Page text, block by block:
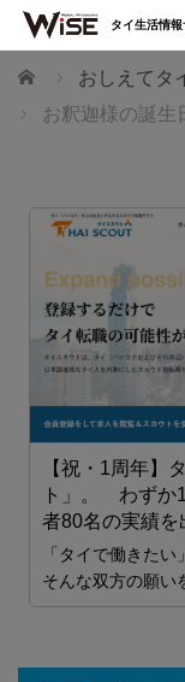
ホーム
おしえてタ
お釈迦様の誕生
【祝・1周年】
ト」。 わずか
者80名の実績を
「タイで働きた
そんな双方の願
タイ生活情報